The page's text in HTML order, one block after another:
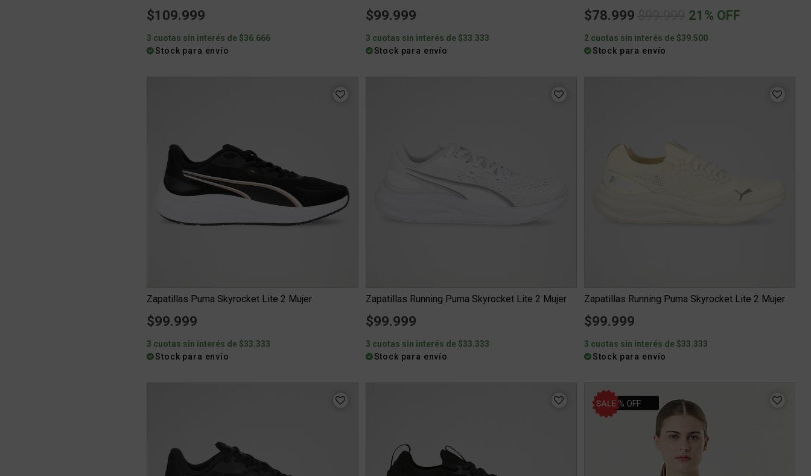
$109.999
3 cuotas sin interés de $36.666
Stock para envío
$99.999
3 cuotas sin interés de $33.333
Stock para envío
$78.999 Price reduced from
to
21% OFF
2 cuotas sin interés de $39.500
Stock para envío
Zapatillas Puma Skyrocket Lite 2 Mujer
$99.999
3 cuotas sin interés de $33.333
Stock para envío
Zapatillas Running Puma Skyrocket Lite 2 Mujer
$99.999
3 cuotas sin interés de $33.333
Stock para envío
Zapatillas Running Puma Skyrocket Lite 2 Mujer
$99.999
3 cuotas sin interés de $33.333
Stock para envío
30% OFF